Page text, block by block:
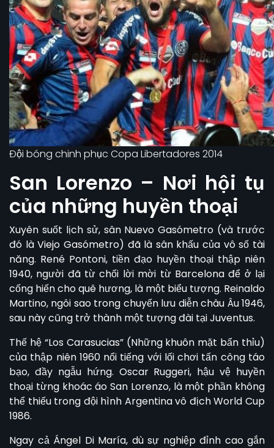
Đội bóng chinh phục Copa Libertadores 2014
San Lorenzo – Nơi hội tụ
của những huyền thoại
Xuyên suốt lịch sử, sân Nuevo Gasómetro (và trước
đó là Viejo Gasómetro) đã là sân khấu của vô số tài
năng. René Pontoni, tiền đạo huyền thoại thập niên
1940, người đã từ chối lời mời từ Barcelona để ở lại
cống hiến cho quê hương, là một biểu tượng. Reinaldo
Martino, ngôi sao trong chuyến lưu diễn châu Âu 1946,
sau này cũng trở thành một tượng đài tại Juventus.
Thế hệ “Los Carasucias” (Những khuôn mặt bẩn thỉu)
của thập niên 1960 nổi tiếng với lối chơi tấn công táo
bạo, đầy ngẫu hứng. Oscar Ruggeri, hậu vệ huyền
thoại từng khoác áoSan Lorenzo, là một phần không
thể thiếu trong đội hình Argentina vô địch World Cup
1986.
Ngay cả Ángel Di María, dù sự nghiệp đỉnh cao gắn